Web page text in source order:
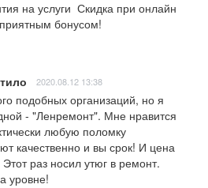
на услуги  Скидка при онлайн
бонусом!
2020.08.12 13:38
подобных организаций, но я
- "Ленремонт". Мне нравится
любую поломку
качественно и вы срок! И цена
раз носил утюг в ремонт.
уровне!